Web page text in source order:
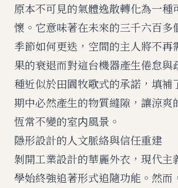
原本不可見的氣體逸散轉化為一種
懷。它意味著在未來的三千六百多
季節如何更迭，空間的主人將不再
果的衰退而對這台機器產生倦怠與
種近似於田園牧歌式的承諾，填補
期中必然產生的物質縫隙，讓涼爽
恆常不變的室内風景。
隱形設計的人文脈絡與信任重建
剝開工業設計的華麗外衣，現代主
學始終強追著形式追隨功能。然而